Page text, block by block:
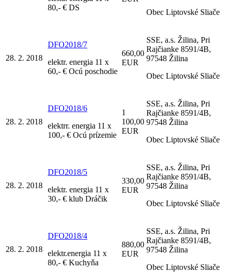
80,- € DS
Obec Liptovské Sliače
28. 2. 2018
DFO2018/7
elektr. energia 11 x
60,- € Ocú poschodie
660,00
EUR
SSE, a.s. Žilina, Pri
Rajčianke 8591/4B,
97548 Žilina
Obec Liptovské Sliače
28. 2. 2018
DFO2018/6
elektrr. energia 11 x
100,- € Ocú prízemie
1
100,00
EUR
SSE, a.s. Žilina, Pri
Rajčianke 8591/4B,
97548 Žilina
Obec Liptovské Sliače
28. 2. 2018
DFO2018/5
elektr. energia 11 x
30,- € klub Dráčik
330,00
EUR
SSE, a.s. Žilina, Pri
Rajčianke 8591/4B,
97548 Žilina
Obec Liptovské Sliače
28. 2. 2018
DFO2018/4
elektr.energia 11 x
80,- € Kuchyňa
880,00
EUR
SSE, a.s. Žilina, Pri
Rajčianke 8591/4B,
97548 Žilina
Obec Liptovské Sliače